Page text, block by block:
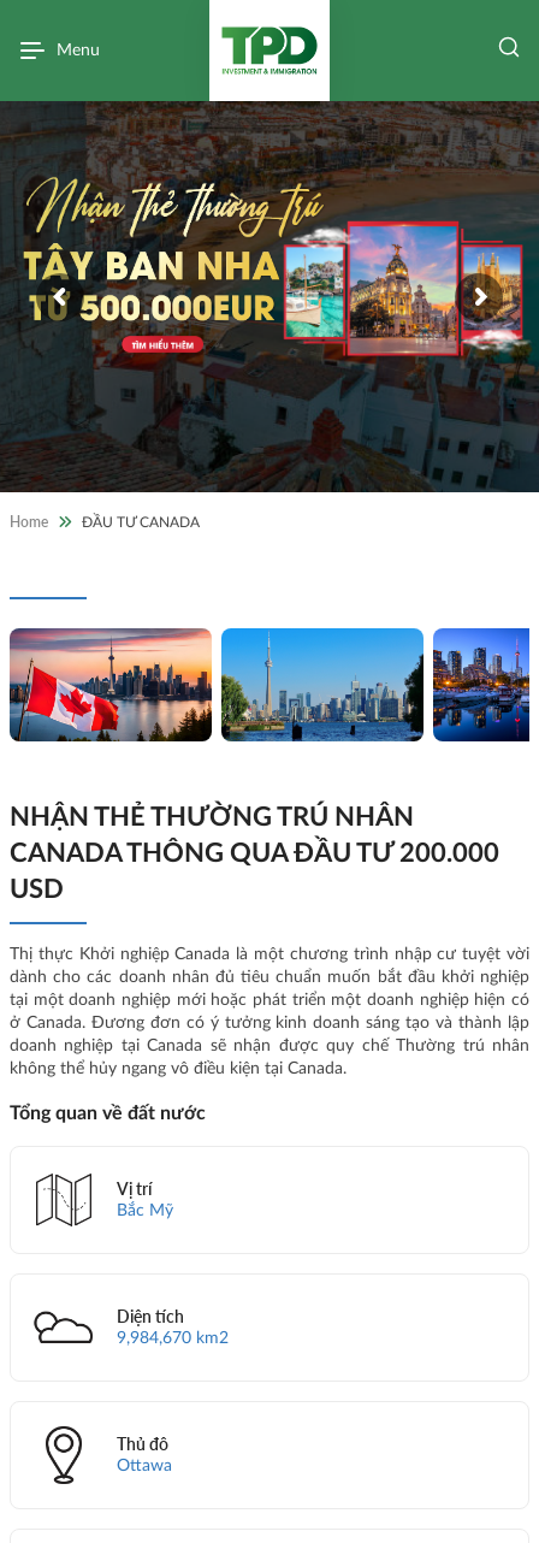
Menu
Home ĐẦU TƯ CANADA
NHẬN THẺ THƯỜNG TRÚ NHÂN
CANADA THÔNG QUA ĐẦU TƯ 200.000
USD
Thị thực Khởi nghiệp Canada là một chương trình nhập cư tuyệt vời
dành cho các doanh nhân đủ tiêu chuẩn muốn bắt đầu khởi nghiệp
tại một doanh nghiệp mới hoặc phát triển một doanh nghiệp hiện có
ở Canada. Đương đơn có ý tưởng kinh doanh sáng tạo và thành lập
doanh nghiệp tại Canada sẽ nhận được quy chế Thường trú nhân
không thể hủy ngang vô điều kiện tại Canada.
Tổng quan về đất nước
Vị trí
Bắc Mỹ
Diện tích
9,984,670 km2
Thủ đô
Ottawa